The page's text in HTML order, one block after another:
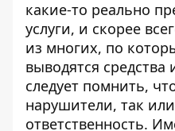
какие-то реально
услуги, и скорее
из многих, по
выводятся
следует помнить,
нарушители, так
ответственность.